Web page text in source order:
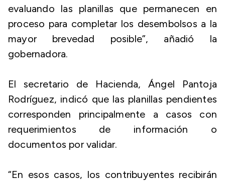
evaluando las planillas que permanecen en
proceso para completar los desembolsos a la
mayor brevedad posible”, añadió la
gobernadora.
El secretario de Hacienda, Ángel Pantoja
Rodríguez, indicó que las planillas pendientes
corresponden principalmente a casos con
requerimientos de información o
documentos por validar.
“En esos casos, los contribuyentes recibirán